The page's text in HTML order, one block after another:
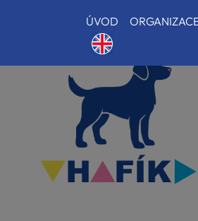
ÚVOD